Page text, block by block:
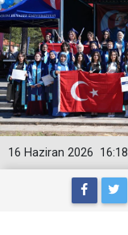
16:18
16 Haziran 2026